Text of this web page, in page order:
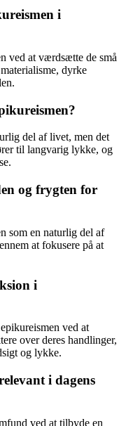
i
ved at værdsætte de små
dyrke
del af livet, men det
til langvarig lykke, og
og frygten for
som en naturlig del af
at fokusere på at
i
ved at
over deres handlinger,
og lykke.
i dagens
ved at tilbyde en